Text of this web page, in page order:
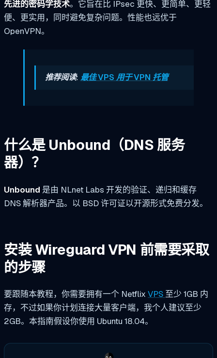
先进的密码学技术。它旨在比 IPsec 更快、更简单、更轻
便、更实用，同时避免复杂问题。性能也远优于
OpenVPN。
推荐阅读: 最佳 VPS 用于 VPN 托管
什么是 Unbound（DNS 服务
器）？
Unbound 是由 NLnet Labs 开发的验证、递归和缓存
DNS 解析器产品。以 BSD 许可证以开源形式免费分发。
安装 Wireguard VPN 前需要采取
的步骤
要跟随本教程，你需要拥有一个 Netflix VPS 至少 1GB 内
存，不过如果你计划连接大量客户端，我个人建议至少
2GB。本指南假设你使用 Ubuntu 18.04。